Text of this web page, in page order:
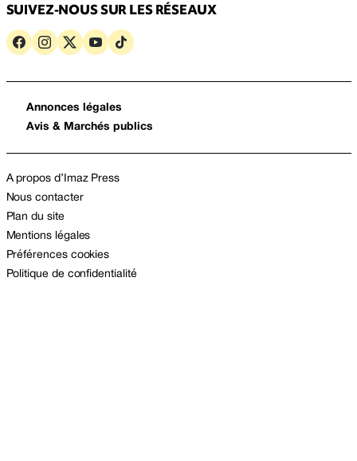
SUIVEZ-NOUS SUR LES RÉSEAUX
Annonces légales
Avis & Marchés publics
A propos d’Imaz Press
Nous contacter
Plan du site
Mentions légales
Préférences cookies
Politique de confidentialité